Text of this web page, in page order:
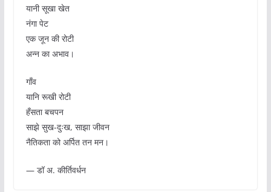
यानी सूखा खेत
नंगा पेट
एक जून की रोटी
अन्न का अभाव।
गाँव
यानि रूखी रोटी
हँसता बचपन
साझे सुख-दुःख, साझा जीवन
नैतिकता को अर्पित तन मन।
— डॉ अ. कीर्तिवर्धन